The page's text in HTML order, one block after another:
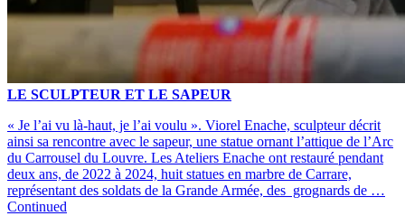
LE SCULPTEUR ET LE SAPEUR
« Je l’ai vu là-haut, je l’ai voulu ». Viorel Enache, sculpteur décrit
ainsi sa rencontre avec le sapeur, une statue ornant l’attique de l’Arc
du Carrousel du Louvre. Les Ateliers Enache ont restauré pendant
deux ans, de 2022 à 2024, huit statues en marbre de Carrare,
représentant des soldats de la Grande Armée, des grognards de …
Continued